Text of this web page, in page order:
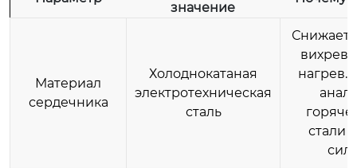
значение
Материал
сердечника
Холоднокатаная
электротехническая
сталь
Снижает
нагрев.
стали